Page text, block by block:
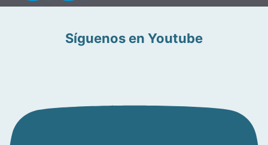
Síguenos en Youtube